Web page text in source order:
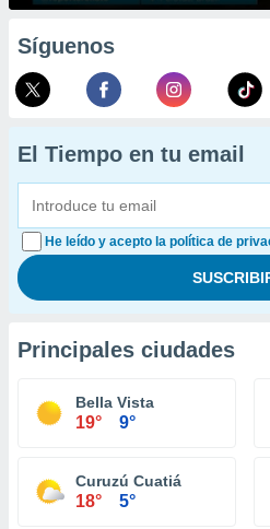
Síguenos
El Tiempo en tu email
He leído y acepto la política de
Principales ciudades
Bella Vista
19° 9°
Curuzú Cuatiá
18° 5°